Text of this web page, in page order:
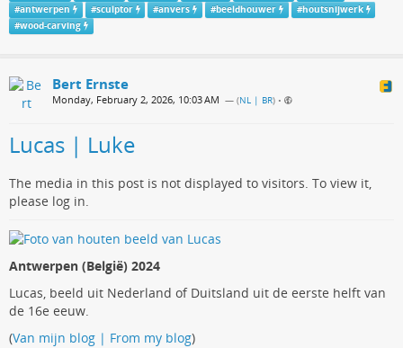
#antwerpen #sculptor #anvers #beeldhouwer #houtsnijwerk
#wood-carving
Bert Ernste
Monday, February 2, 2026, 10:03 AM — (NL | BR) •
Lucas | Luke
The media in this post is not displayed to visitors. To view it,
please log in.
Antwerpen (België) 2024
Lucas, beeld uit Nederland of Duitsland uit de eerste helft van
de 16e eeuw.
(Van mijn blog | From my blog)